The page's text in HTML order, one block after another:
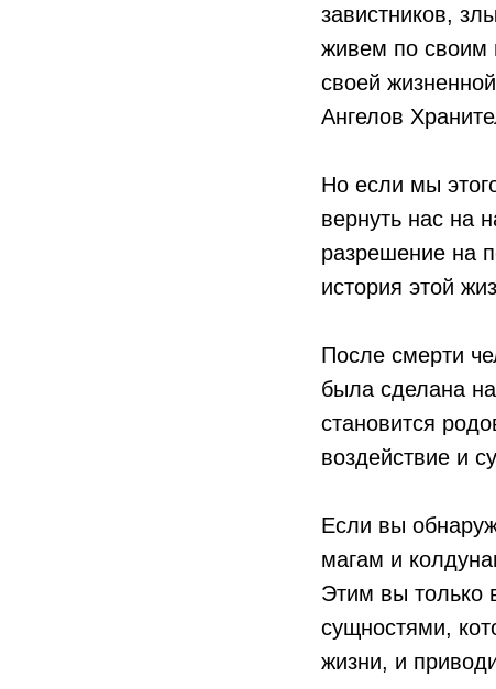
завистников,
живем по
своей
Ангелов
Но если мы
вернуть нас на
разрешение на
история этой
После смерти
была сделана
становится
воздействие и
Если вы
магам и
Этим вы только
сущностями,
жизни, и